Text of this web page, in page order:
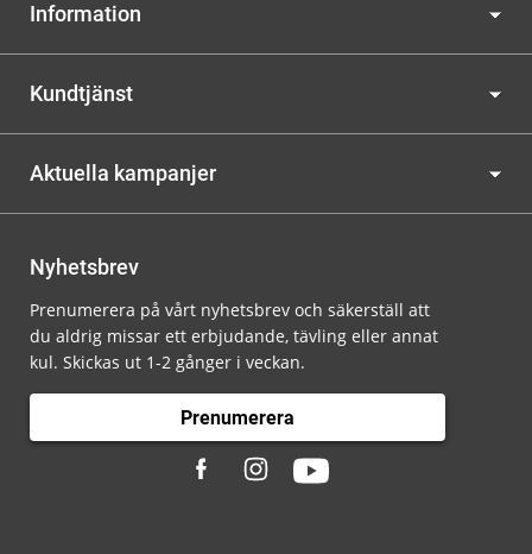
Information
Kundtjänst
Aktuella kampanjer
Nyhetsbrev
Prenumerera på vårt nyhetsbrev och säkerställ att
du aldrig missar ett erbjudande, tävling eller annat
kul. Skickas ut 1-2 gånger i veckan.
Prenumerera